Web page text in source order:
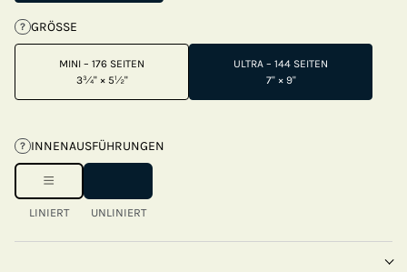
? GRÖSSE
MINI – 176 SEITEN
3¾" × 5½"
ULTRA – 144 SEITEN
7" × 9"
? INNENAUSFÜHRUNGEN
LINIERT UNLINIERT